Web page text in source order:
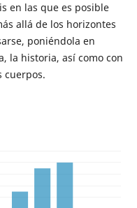
en las que es posible
allá de los horizontes
poniéndola en
la historia, así como con
cuerpos.